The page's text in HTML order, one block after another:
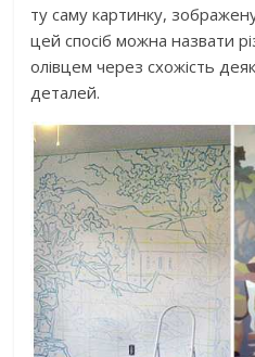
ту саму картинку,
цей спосіб можна назвати
олівцем через схожість
деталей.